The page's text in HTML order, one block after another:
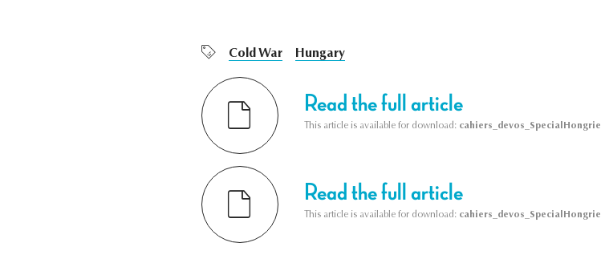
Cold War Hungary
Read the full article
This article is available for download:
Read the full article
This article is available for download: